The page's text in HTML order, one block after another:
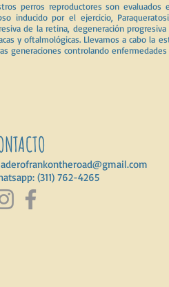
perros reproductores son
inducido por el ejercicio,
de la retina, degeneración
y oftalmológicas. Llevamos a cabo la
generaciones controlando
(311) 762-4265